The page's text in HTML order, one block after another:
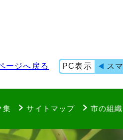
ージへ戻る PC表示 ス
集 サイトマップ 市の組